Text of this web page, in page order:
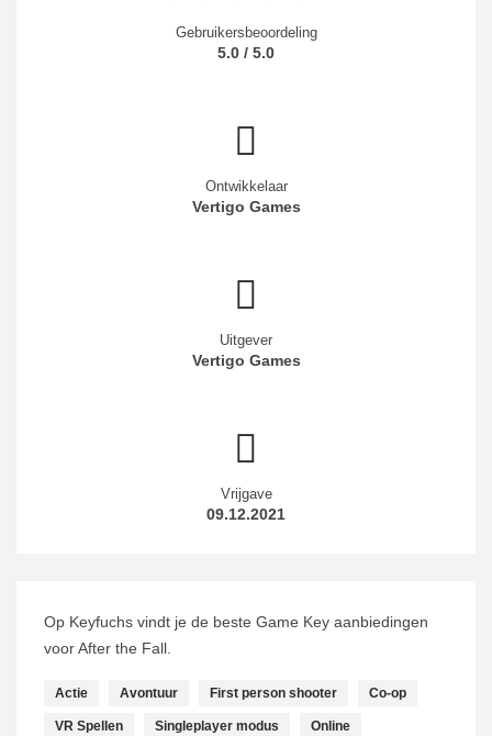
Gebruikersbeoordeling
5.0 / 5.0
Ontwikkelaar
Vertigo Games
Uitgever
Vertigo Games
Vrijgave
09.12.2021
Op Keyfuchs vindt je de beste Game Key aanbiedingen
voor After the Fall.
Actie Avontuur First person shooter Co-op
VR Spellen Singleplayer modus Online